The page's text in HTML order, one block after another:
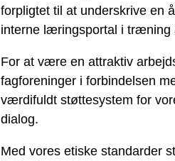
forpligtet til at underskrive en
interne læringsportal i træning
For at være en attraktiv
fagforeninger i forbindelsen
værdifuldt støttesystem for
dialog.
Med vores etiske standarder